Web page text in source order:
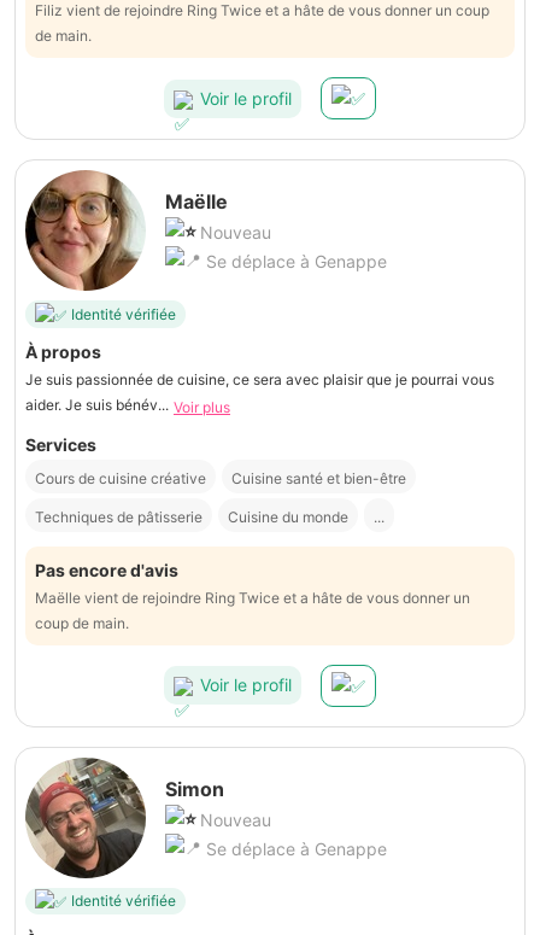
Filiz vient de rejoindre Ring Twice et a hâte de vous donner un coup
de main.
Voir le profil
Maëlle
Nouveau
Se déplace à Genappe
Identité vérifiée
À propos
Je suis passionnée de cuisine, ce sera avec plaisir que je pourrai vous
aider. Je suis bénév... Voir plus
Services
Cours de cuisine créative Cuisine santé et bien-être
Techniques de pâtisserie Cuisine du monde ...
Pas encore d'avis
Maëlle vient de rejoindre Ring Twice et a hâte de vous donner un
coup de main.
Voir le profil
Simon
Nouveau
Se déplace à Genappe
Identité vérifiée